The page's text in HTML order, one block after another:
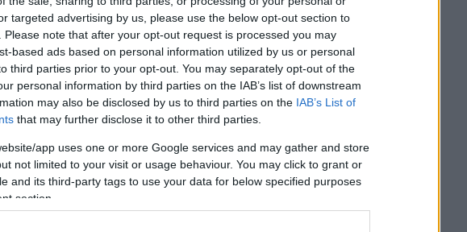
targeted advertising by us, please use the below opt-out section to
Please note that after your opt-out request is processed you may
based ads based on personal information utilized by us or personal
third parties prior to your opt-out. You may separately opt-out of the
personal information by third parties on the IAB’s list of downstream
may also be disclosed by us to third parties on the IAB’s List of
that may further disclose it to other third parties.
app uses one or more Google services and may gather and store
not limited to your visit or usage behaviour. You may click to grant or
and its third-party tags to use your data for below specified purposes
section.